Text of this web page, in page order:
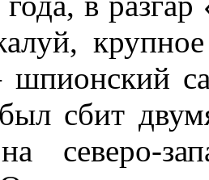
шпионский
сбит
северо-